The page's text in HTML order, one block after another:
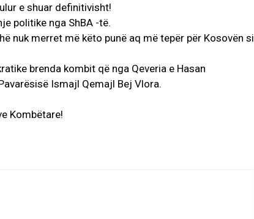
e shuar definitivisht!
politike nga ShBA -të.
nuk merret më këto punë aq më tepër për Kosovën si
brenda kombit që nga Qeveria e Hasan
Ismajl Qemajl Bej Vlora.
Kombëtare!